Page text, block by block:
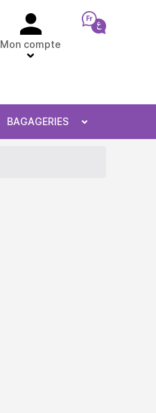
Mon compte
BAGAGERIES